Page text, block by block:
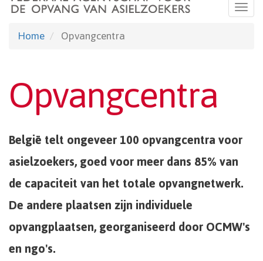
Home Opvangcentra
Opvangcentra
België telt ongeveer 100 opvangcentra voor
asielzoekers, goed voor meer dans 85% van
de capaciteit van het totale opvangnetwerk.
De andere plaatsen zijn individuele
opvangplaatsen, georganiseerd door OCMW's
en ngo's.